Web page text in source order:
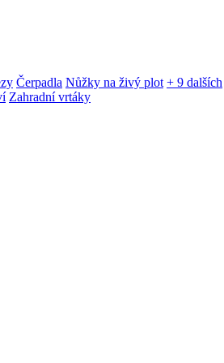
Čerpadla Nůžky na živý plot + 9 dalších
Zahradní vrtáky